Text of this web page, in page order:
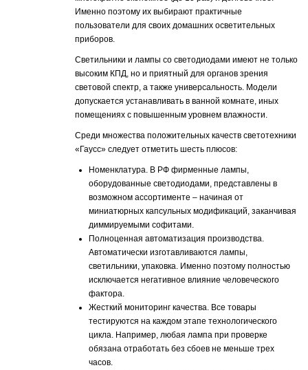
Именно поэтому их выбирают практичные
пользователи для своих домашних осветительных
приборов.
Светильники и лампы со светодиодами имеют не только
высоким КПД, но и приятный для органов зрения
световой спектр, а также универсальность. Модели
допускается устанавливать в ванной комнате, иных
помещениях с повышенным уровнем влажности.
Среди множества положительных качеств светотехники
«Гаусс» следует отметить шесть плюсов:
Номенклатура. В РФ фирменные лампы,
оборудованные светодиодами, представлены в
возможном ассортименте – начиная от
миниатюрных капсульных модификаций, заканчивая
диммируемыми софитами.
Полноценная автоматизация производства.
Автоматически изготавливаются лампы,
светильники, упаковка. Именно поэтому полностью
исключается негативное влияние человеческого
фактора.
Жесткий мониторинг качества. Все товары
тестируются на каждом этапе технологического
цикла. Например, любая лампа при проверке
обязана отработать без сбоев не меньше трех
часов.